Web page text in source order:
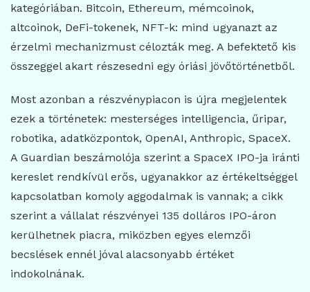
kategóriában. Bitcoin, Ethereum, mémcoinok,
altcoinok, DeFi-tokenek, NFT-k: mind ugyanazt az
érzelmi mechanizmust célozták meg. A befektető kis
összeggel akart részesedni egy óriási jövőtörténetből.
Most azonban a részvénypiacon is újra megjelentek
ezek a történetek: mesterséges intelligencia, űripar,
robotika, adatközpontok, OpenAI, Anthropic, SpaceX.
A Guardian beszámolója szerint a SpaceX IPO-ja iránti
kereslet rendkívül erős, ugyanakkor az értékeltséggel
kapcsolatban komoly aggodalmak is vannak; a cikk
szerint a vállalat részvényei 135 dolláros IPO-áron
kerülhetnek piacra, miközben egyes elemzői
becslések ennél jóval alacsonyabb értéket
indokolnának.